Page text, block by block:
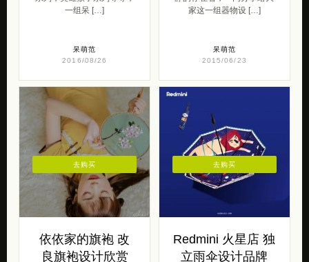
一组呆 […]
呆萌范
2016/08/26
家这一组器物设 […]
呆萌范
2015/06/23
依依家的旗袍 改
良旗袍设计欣赏
去购买
Redmini 火星店 独
立雨伞设计品牌
去购买